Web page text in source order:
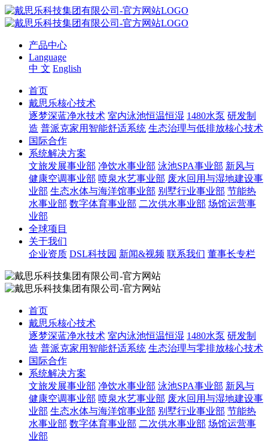
产品中心
Language
中 文 English
首页
戴思乐核心技术
逐梦深蓝净水技术 室内泳池恒温恒湿 1480水泵 研发制
造 普派克家用智能舒适系统 生态治理与低排放核心技术
国际合作
系统解决方案
文旅发展事业部 净饮水事业部 泳池SPA事业部 新风与
健康空调事业部 喷泉水艺事业部 废水回用与湿地建设事
业部 生态水体与海洋馆事业部 别墅行业事业部 节能热
水事业部 数字体育事业部 二次供水事业部 场馆运营事
业部
全球项目
关于我们
企业资质 DSL科技园 新闻&视频 联系我们 董事长专栏
首页
戴思乐核心技术
逐梦深蓝净水技术 室内泳池恒温恒湿 1480水泵 研发制
造 普派克家用智能舒适系统 生态治理与零排放核心技术
国际合作
系统解决方案
文旅发展事业部 净饮水事业部 泳池SPA事业部 新风与
健康空调事业部 喷泉水艺事业部 废水回用与湿地建设事
业部 生态水体与海洋馆事业部 别墅行业事业部 节能热
水事业部 数字体育事业部 二次供水事业部 场馆运营事
业部